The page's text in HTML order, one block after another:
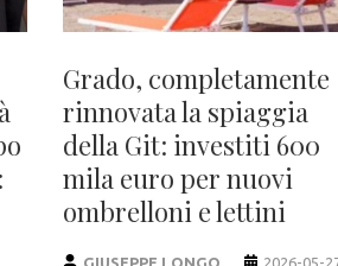
Grado, completamente
rinnovata la spiaggia
della Git: investiti 600
mila euro per nuovi
ombrelloni e lettini
GIUSEPPE LONGO 2026-05-